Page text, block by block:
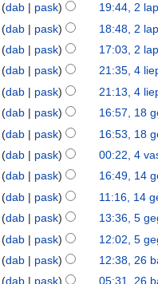
dab
pask 19:44, 2
dab
pask 18:48, 2
dab
pask 17:03, 2
dab
pask 21:35, 4
dab
pask 21:13, 4
dab
pask 16:57, 18
dab
pask 16:53, 18
dab
pask 00:22, 4
dab
pask 16:49, 14
dab
pask 11:16, 14
dab
pask 13:36, 5
dab
pask 12:02, 5
dab
pask 12:38, 26
dab
pask 05:31, 26